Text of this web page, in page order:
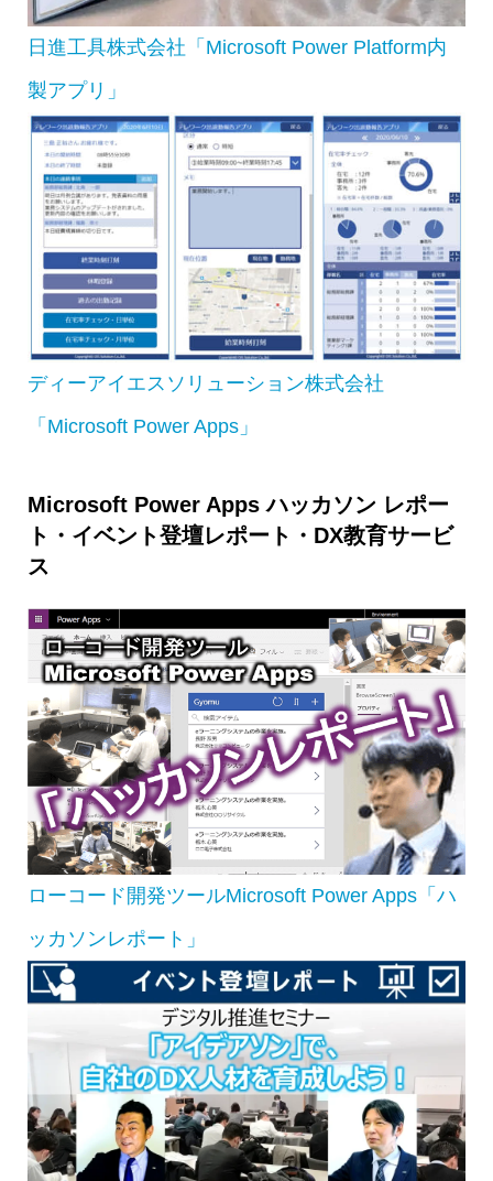
日進工具株式会社「Microsoft Power Platform内
製アプリ」
ディーアイエスソリューション株式会社
「Microsoft Power Apps」
Microsoft Power Apps ハッカソン レポー
ト・イベント登壇レポート・DX教育サービ
ス
ローコード開発ツールMicrosoft Power Apps「ハ
ッカソンレポート」